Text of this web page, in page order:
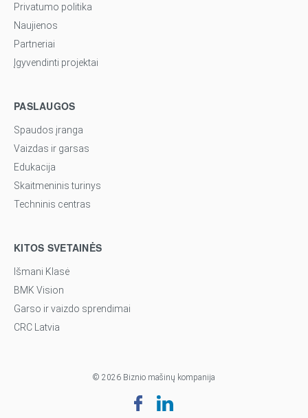
Privatumo politika
Naujienos
Partneriai
Įgyvendinti projektai
PASLAUGOS
Spaudos įranga
Vaizdas ir garsas
Edukacija
Skaitmeninis turinys
Techninis centras
KITOS SVETAINĖS
Išmani Klasė
BMK Vision
Garso ir vaizdo sprendimai
CRC Latvia
© 2026 Biznio mašinų kompanija